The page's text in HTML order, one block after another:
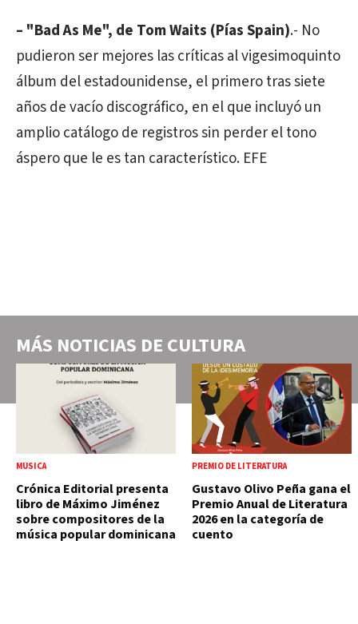
– "Bad As Me", de Tom Waits (Pías Spain).- No
pudieron ser mejores las críticas al vigesimoquinto
álbum del estadounidense, el primero tras siete
años de vacío discográfico, en el que incluyó un
amplio catálogo de registros sin perder el tono
áspero que le es tan característico. EFE
MÁS NOTICIAS DE CULTURA
MÚSICA
Crónica Editorial presenta
libro de Máximo Jiménez
sobre compositores de la
música popular dominicana
PREMIO DE LITERATURA
Gustavo Olivo Peña gana el
Premio Anual de Literatura
2026 en la categoría de
cuento